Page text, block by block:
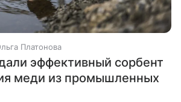
Платонова
эффективный сорбент
меди из промышленных